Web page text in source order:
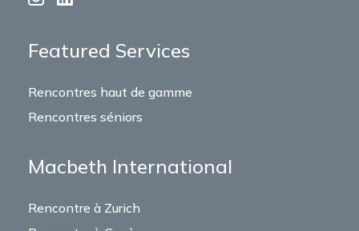
Featured Services
Rencontres haut de gamme
Rencontres séniors
Macbeth International
Rencontre à Zurich